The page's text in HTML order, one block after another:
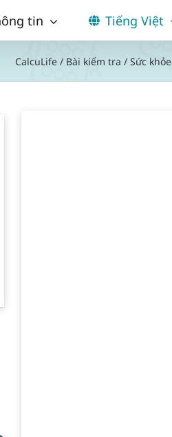
tin Tiếng Việt
CalcuLife / Bài kiểm tra / Sức khỏe